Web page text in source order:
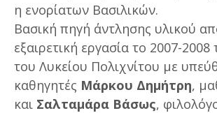
η ενορίατων Βασιλικών.
Βασική πηγή άντλησης υλικού
εξαιρετική εργασία το 2007-
του Λυκείου Πολιχνίτου με
καθηγητές Μάρκου Δημήτρη,
και Σαλταμάρα Βάσως,